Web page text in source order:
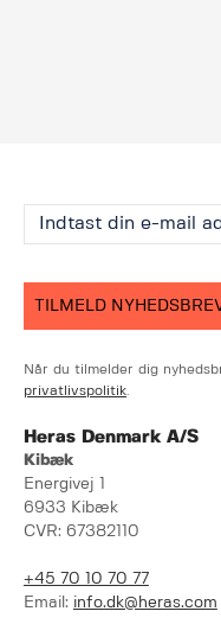
TILMELD
Når du tilmelder dig
privatlivspolitik
Heras Denmark A/S
Kibæk
Energivej 1
6933 Kibæk
CVR: 67382110
+45 70 10 70 77
Email: info.dk@heras.com